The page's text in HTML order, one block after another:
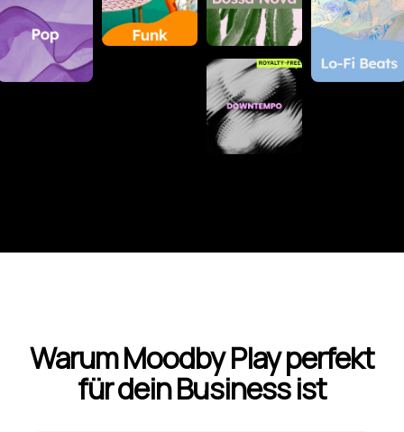
Warum Moodby Play perfekt
für dein Business ist